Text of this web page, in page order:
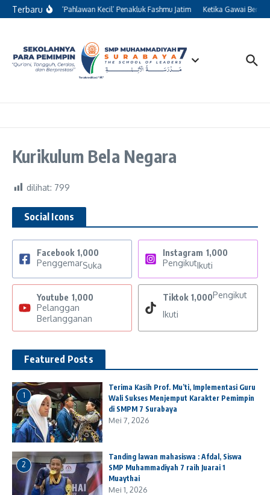
Lewati ke konten
TerbaruKisah 13 ‘Pahlawan Kecil’ Penakluk Fashmu Jatim Ketika Gawai
Kurikulum Bela Negara
dilihat: 799
Social Icons
Facebook 1,000
PenggemarSuka
Instagram 1,000
PengikutIkuti
Youtube 1,000
Pelanggan
Berlangganan
Tiktok 1,000Pengikut
Ikuti
Featured Posts
1
Terima Kasih Prof. Mu’ti, Implementasi Guru
Wali Sukses Menjemput Karakter Pemimpin
di SMPM 7 Surabaya
Mei 7, 2026
2
Tanding lawan mahasiswa : Afdal, Siswa
SMP Muhammadiyah 7 raih Juarai 1
Muaythai
Mei 1, 2026